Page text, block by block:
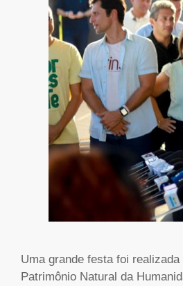
Uma grande festa foi
Patrimônio Natural da